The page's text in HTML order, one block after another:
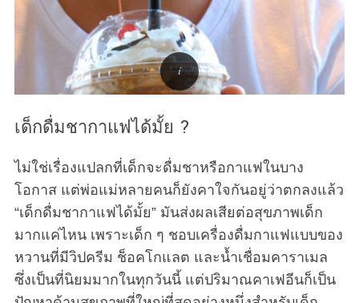
เด็กดื่มชากาแฟได้มั้ย ?
ไม่ใช่เรื่องแปลกที่เด็กจะดื่มชาหรือกาแฟในบาง
โอกาส แต่พ่อแม่หลายคนก็ยังคาใจกันอยู่ว่าตกลงแล้ว
“เด็กดื่มชากาแฟได้มั้ย” มันส่งผลเสียต่อสุขภาพเด็ก
มากแค่ไหน เพราะเด็ก ๆ ชอบเครื่องดื่มกาแฟแบบของ
หวานที่มีวิปครีม ช็อคโกแลต และน้ำเชื่อมคาราเมล
ซึ่งเป็นที่นิยมมากในทุกวันนี้ แต่ปริมาณคาเฟอีนก็เป็น